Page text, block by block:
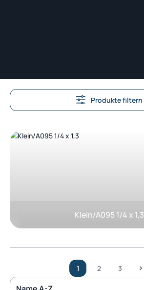
Produkte filtern
Kategoriegalerie überspringen
Klein/A095 1/4 x 1,3
Seite
1 Seite
2 Seite
3